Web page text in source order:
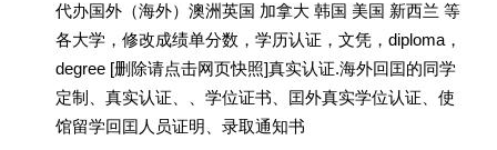
代办国外（海外）澳洲英国 加拿大 韩国 美国 新西兰 等
各大学，修改成绩单分数，学历认证，文凭，diploma，
degree [删除请点击网页快照]真实认证.海外回囯的同学
定制、真实认证、、学位证书、囯外真实学位认证、使
馆留学回囯人员证明、录取通知书